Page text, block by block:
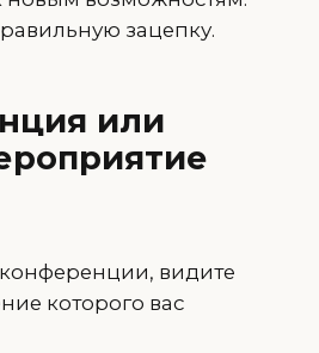
зацепку.
или
видите
которого вас